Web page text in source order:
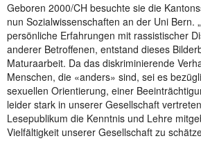
Geboren 2000/CH besuchte sie die
nun Sozialwissenschaften an der Uni Bern.
persönliche Erfahrungen mit rassistischer
anderer Betroffenen, entstand dieses
Maturaarbeit. Da das diskriminierende
Menschen, die «anders» sind, sei es
sexuellen Orientierung, einer
leider stark in unserer Gesellschaft
Lesepublikum die Kenntnis und Lehre
Vielfältigkeit unserer Gesellschaft zu